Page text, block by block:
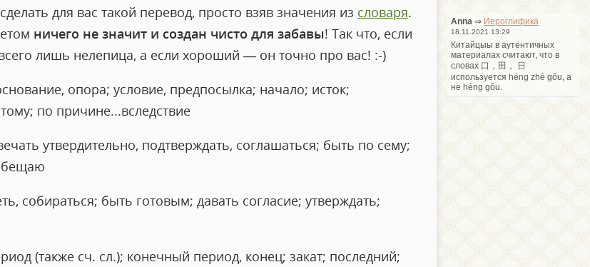
для вас такой перевод, просто взяв значения из словаря.
ничего не значит и создан чисто для забавы! Так что, если
лишь нелепица, а если хороший — он точно про вас! :-)
опора; условие, предпосылка; начало; исток;
по причине...вследствие
утвердительно, подтверждать, соглашаться; быть по сему;
собираться; быть готовым; давать согласие; утверждать;
(также сч. сл.); конечный период, конец; закат; последний;
Anna ⇒ Иероглифика
18.11.2021 13:29
Китайцыы в аутентичных
материалах считают, что в
словах 口，田， 日
используется héng zhé gõu, а
не héng gõu.